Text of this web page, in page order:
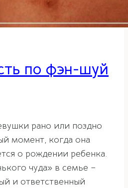
по фэн-шуй
рано или поздно
момент, когда она
о рождении ребенка.
чуда» в семье –
и ответственный